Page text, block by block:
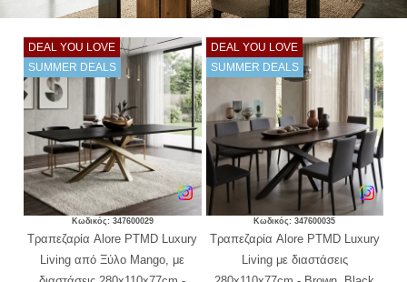
DEAL YOU LOVE
SUMMER DEALS
Κωδικός: 347600029
Τραπεζαρία Alore PTMD Luxury
Living από Ξύλο Μango, με
DEAL YOU LOVE
SUMMER DEALS
Κωδικός: 347600035
Τραπεζαρία Alore PTMD Luxury
Living με διαστάσεις